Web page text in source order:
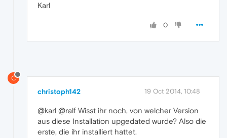
Karl
0
C
christoph142 19 Oct 2014, 10:48
@karl @ralf Wisst ihr noch, von welcher Version
aus diese Installation upgedated wurde? Also die
erste, die ihr installiert hattet.